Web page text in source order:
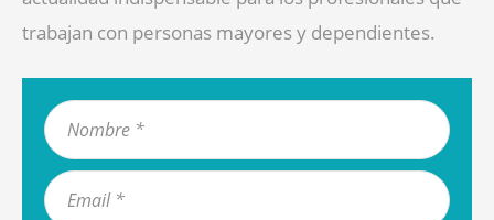
trabajan con personas mayores y dependientes.